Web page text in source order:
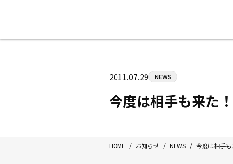
Tel/Fax：042-622-7222
2011.07.29 NEWS
今度は相手も来た
HOME / お知らせ / NEWS / 今度は相手